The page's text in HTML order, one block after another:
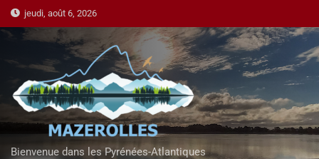
jeudi, août 6, 2026
Bienvenue dans les Pyrénées-Atlantiques